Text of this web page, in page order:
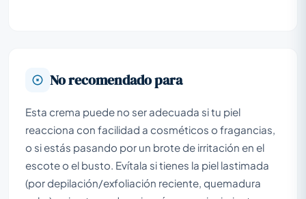
No recomendado para
Esta crema puede no ser adecuada si tu piel
reacciona con facilidad a cosméticos o fragancias,
o si estás pasando por un brote de irritación en el
escote o el busto. Evítala si tienes la piel lastimada
(por depilación/exfoliación reciente, quemadura